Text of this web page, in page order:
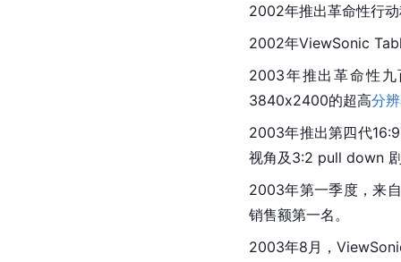
2002年推出革命性行
2002年ViewSonic
2003年推出革命性
3840x2400的超高分
2003年推出第四代
视角及3:2 pull down
2003年第一季度，来
销售额第一名。
2003年8月，